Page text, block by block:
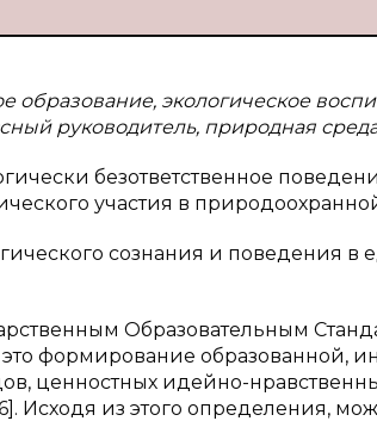
образование, экологическое
руководитель, природная
безответственное
участия в
сознания и поведения в
Образовательным
это формирование образованной,
ценностных идейно-
Исходя из этого определения,